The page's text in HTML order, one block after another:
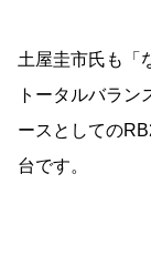
土屋圭市氏も「
トータルバラ
ースとしての
台です。